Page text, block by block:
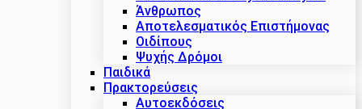
Άνθρωπος
Αποτελεσματικός Επιστήμονας
Οιδίπους
Ψυχής Δρόμοι
Παιδικά
Πρακτoρεύσεις
Αυτοεκδόσεις